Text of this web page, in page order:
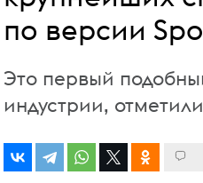
по версии
Это первый
индустрии,